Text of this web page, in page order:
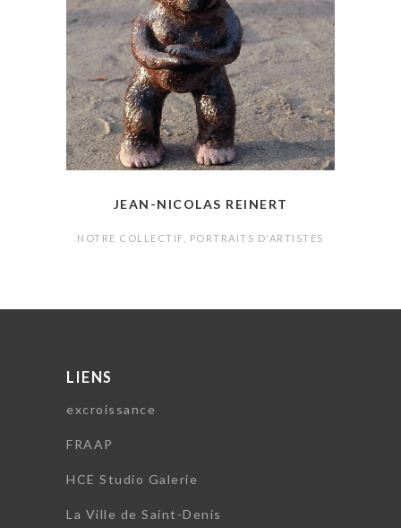
JEAN-NICOLAS REINERT
NOTRE COLLECTIF PORTRAITS D'ARTISTES
LIENS
excroissance
FRAAP
HCE Studio Galerie
La Ville de Saint-Denis